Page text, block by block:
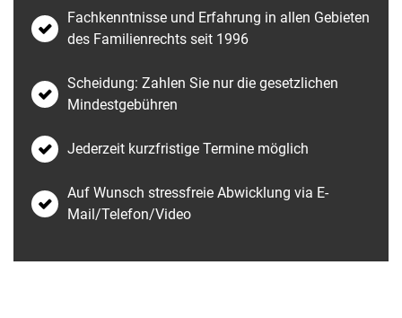
Fachkenntnisse und Erfahrung in allen Gebieten
des Familienrechts seit 1996
Scheidung: Zahlen Sie nur die gesetzlichen
Mindestgebühren
Jederzeit kurzfristige Termine möglich
Auf Wunsch stressfreie Abwicklung via E-
Mail/Telefon/Video